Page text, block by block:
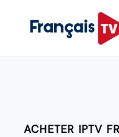
ACHETER IPTV